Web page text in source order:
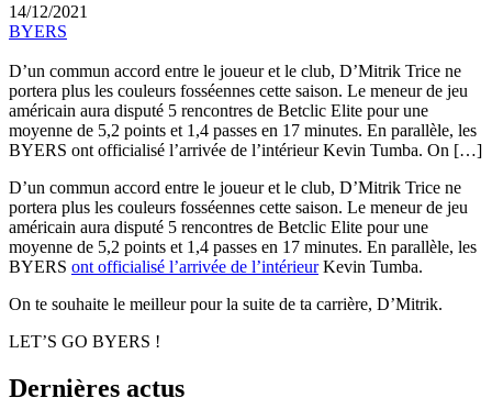
14/12/2021
BYERS
D’un commun accord entre le joueur et le club, D’Mitrik Trice ne
portera plus les couleurs fosséennes cette saison. Le meneur de jeu
américain aura disputé 5 rencontres de Betclic Elite pour une
moyenne de 5,2 points et 1,4 passes en 17 minutes. En parallèle, les
BYERS ont officialisé l’arrivée de l’intérieur Kevin Tumba. On […]
D’un commun accord entre le joueur et le club, D’Mitrik Trice ne
portera plus les couleurs fosséennes cette saison. Le meneur de jeu
américain aura disputé 5 rencontres de Betclic Elite pour une
moyenne de 5,2 points et 1,4 passes en 17 minutes. En parallèle, les
BYERS ont officialisé l’arrivée de l’intérieurKevin Tumba.
On te souhaite le meilleur pour la suite de ta carrière, D’Mitrik.
LET’S GO BYERS !
Dernières actus